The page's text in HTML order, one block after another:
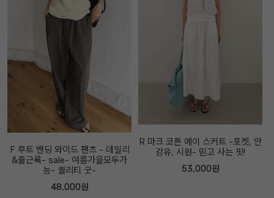
F 루트 밴딩 와이드 팬츠 - 데일리
&출근룩- sale- 여름가을모두가
능- 퀄리티 굿-
48,000원
R 마크 코튼 에이 스커트 -포켓, 안
감유, 시원- 믿고 사는 핏!
53,000원